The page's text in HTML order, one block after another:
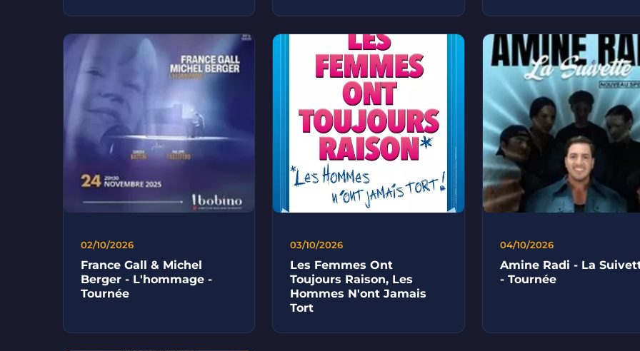
02/10/2026
France Gall & Michel
Berger - L'hommage -
Tournée
03/10/2026
Les Femmes Ont
Toujours Raison, Les
Hommes N'ont Jamais
Tort
04/10/2026
Amine Radi - La
- Tournée